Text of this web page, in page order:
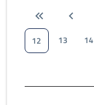
12
13 14